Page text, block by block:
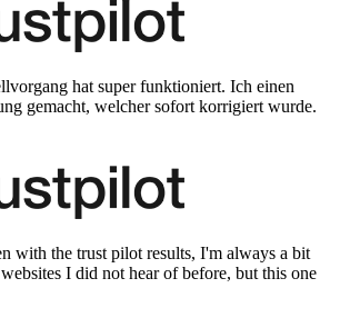
hat super funktioniert. Ich einen
gemacht, welcher sofort korrigiert wurde.
with the trust pilot results, I'm always a bit
I did not hear of before, but this one